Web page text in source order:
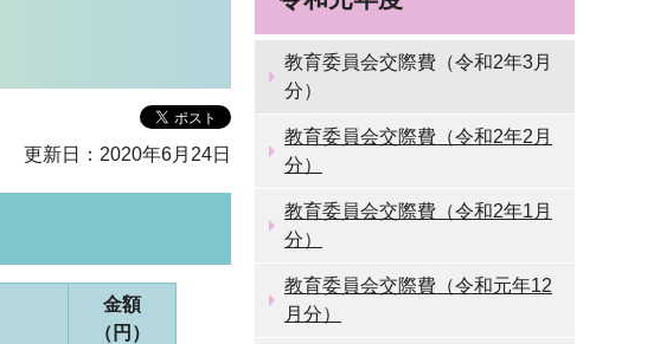
更新日：2020年6月24日
金額
（円）
教育委員会交際費（令和2年3月
分）
教育委員会交際費（令和2年2月
分）
教育委員会交際費（令和2年1月
分）
教育委員会交際費（令和元年12
月分）